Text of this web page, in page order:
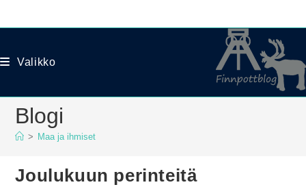
Valikko
Blogi
> Maa ja ihmiset
Joulukuun perinteitä